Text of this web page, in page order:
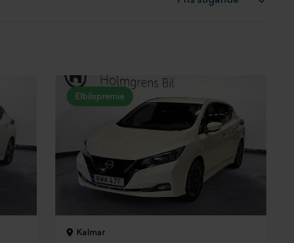
Elbilspremie
Kalmar